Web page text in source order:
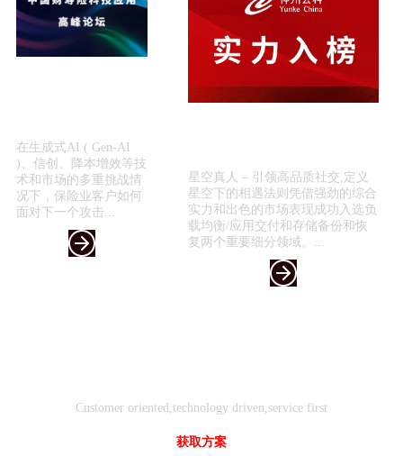
在生成式AI ( Gen-AI
)、信创、降本增效等技
术和市场的多重挑战情
况下，保险业客户如何
面对下一个攻击...
星空真人 – 引领高品质社交,定义
星空下的相遇法则凭借强劲的综合
实力和出色的市场表现成功入选负
载均衡/应用交付和存储备份和恢
复两个重要细分领域。...
Customer oriented,technology driven,service first
获取方案